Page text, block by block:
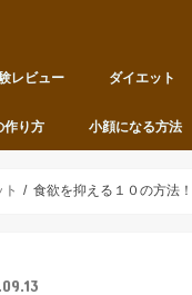
レビュー ダイエット
作り方 小顔になる方法
食欲を抑える１０の方法